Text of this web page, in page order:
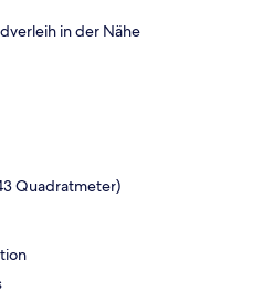
in der Nähe
Quadratmeter)